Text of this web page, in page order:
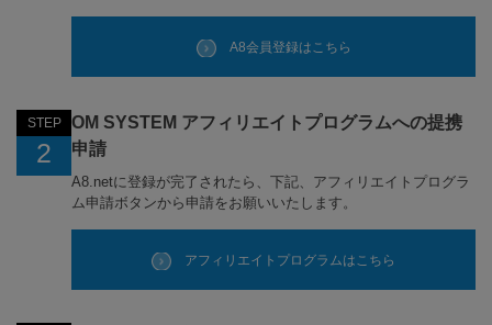
A8会員登録はこちら
STEP
2
OM SYSTEM アフィリエイトプログラムへの提携
申請
A8.netに登録が完了されたら、下記、アフィリエイトプログラ
ム申請ボタンから申請をお願いいたします。
アフィリエイトプログラムはこちら